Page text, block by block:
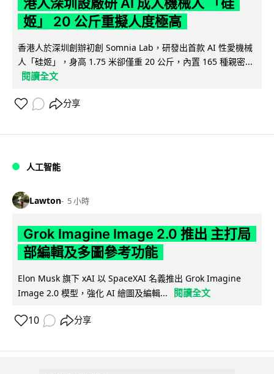
姬」 20 公斤重擬人度極高
香港人於深圳創辦初創 Somnia Lab，研發出首款 AI 性愛機械
人「硅姬」，身高 1.75 米卻僅重 20 公斤，內置 165 種親密...
閱讀全文
分享
人工智能
Lawton 5 小時
Grok Imagine Image 2.0 推出 主打局
部編輯及多圖參考功能
Elon Musk 旗下 xAI 以 SpaceXAI 名義推出 Grok Imagine
Image 2.0 模型，強化 AI 繪圖及編輯...
閱讀全文
10 分享